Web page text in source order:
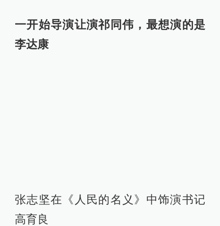
一开始导演让演祁同伟，最想演的是
李达康
张志坚在《人民的名义》中饰演书记
高育良